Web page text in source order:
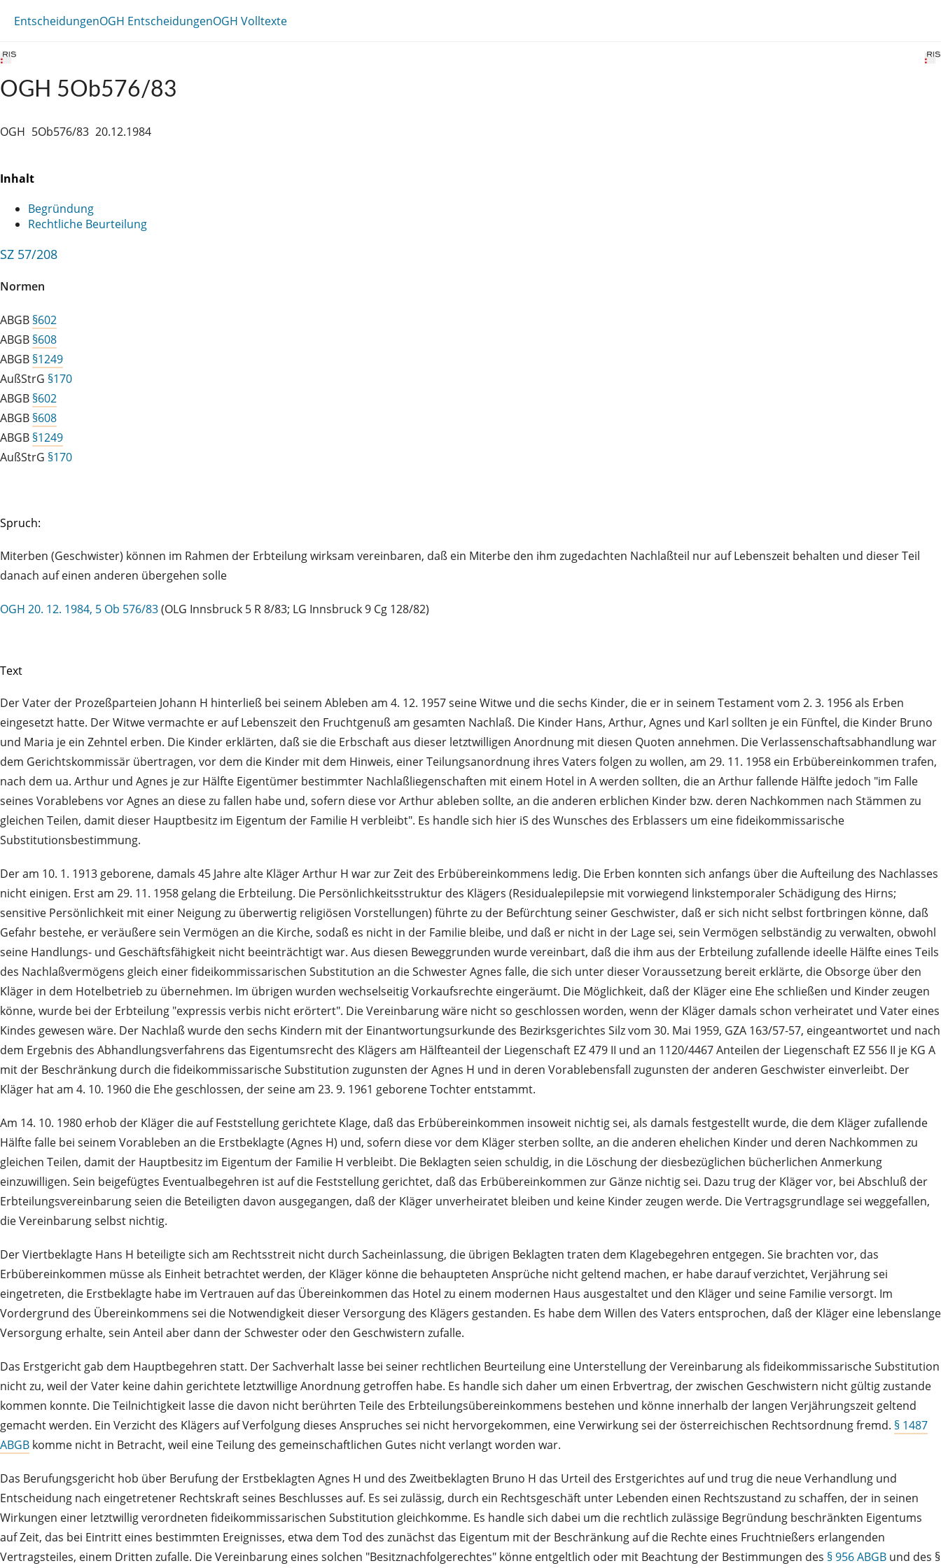
EntscheidungenOGH EntscheidungenOGH Volltexte
OGH 5Ob576/83
OGH 5Ob576/83 20.12.1984
Inhalt
Begründung
Rechtliche Beurteilung
SZ 57/208
Normen
ABGB §602
ABGB §608
ABGB §1249
AußStrG §170
ABGB §602
ABGB §608
ABGB §1249
AußStrG §170
Spruch:
Miterben (Geschwister) können im Rahmen der Erbteilung wirksam vereinbaren, daß ein Miterbe den ihm zugedachten Nachlaßteil nur auf Lebenszeit behalten und dieser Teil
danach auf einen anderen übergehen solle
OGH 20. 12. 1984, 5 Ob 576/83(OLG Innsbruck 5 R 8/83; LG Innsbruck 9 Cg 128/82)
Text
Der Vater der Prozeßparteien Johann H hinterließ bei seinem Ableben am 4. 12. 1957 seine Witwe und die sechs Kinder, die er in seinem Testament vom 2. 3. 1956 als Erben
eingesetzt hatte. Der Witwe vermachte er auf Lebenszeit den Fruchtgenuß am gesamten Nachlaß. Die Kinder Hans, Arthur, Agnes und Karl sollten je ein Fünftel, die Kinder Bruno
und Maria je ein Zehntel erben. Die Kinder erklärten, daß sie die Erbschaft aus dieser letztwilligen Anordnung mit diesen Quoten annehmen. Die Verlassenschaftsabhandlung war
dem Gerichtskommissär übertragen, vor dem die Kinder mit dem Hinweis, einer Teilungsanordnung ihres Vaters folgen zu wollen, am 29. 11. 1958 ein Erbübereinkommen trafen,
nach dem ua. Arthur und Agnes je zur Hälfte Eigentümer bestimmter Nachlaßliegenschaften mit einem Hotel in A werden sollten, die an Arthur fallende Hälfte jedoch "im Falle
seines Vorablebens vor Agnes an diese zu fallen habe und, sofern diese vor Arthur ableben sollte, an die anderen erblichen Kinder bzw. deren Nachkommen nach Stämmen zu
gleichen Teilen, damit dieser Hauptbesitz im Eigentum der Familie H verbleibt". Es handle sich hier iS des Wunsches des Erblassers um eine fideikommissarische
Substitutionsbestimmung.
Der am 10. 1. 1913 geborene, damals 45 Jahre alte Kläger Arthur H war zur Zeit des Erbübereinkommens ledig. Die Erben konnten sich anfangs über die Aufteilung des Nachlasses
nicht einigen. Erst am 29. 11. 1958 gelang die Erbteilung. Die Persönlichkeitsstruktur des Klägers (Residualepilepsie mit vorwiegend linkstemporaler Schädigung des Hirns;
sensitive Persönlichkeit mit einer Neigung zu überwertig religiösen Vorstellungen) führte zu der Befürchtung seiner Geschwister, daß er sich nicht selbst fortbringen könne, daß
Gefahr bestehe, er veräußere sein Vermögen an die Kirche, sodaß es nicht in der Familie bleibe, und daß er nicht in der Lage sei, sein Vermögen selbständig zu verwalten, obwohl
seine Handlungs- und Geschäftsfähigkeit nicht beeinträchtigt war. Aus diesen Beweggrunden wurde vereinbart, daß die ihm aus der Erbteilung zufallende ideelle Hälfte eines Teils
des Nachlaßvermögens gleich einer fideikommissarischen Substitution an die Schwester Agnes falle, die sich unter dieser Voraussetzung bereit erklärte, die Obsorge über den
Kläger in dem Hotelbetrieb zu übernehmen. Im übrigen wurden wechselseitig Vorkaufsrechte eingeräumt. Die Möglichkeit, daß der Kläger eine Ehe schließen und Kinder zeugen
könne, wurde bei der Erbteilung "expressis verbis nicht erörtert". Die Vereinbarung wäre nicht so geschlossen worden, wenn der Kläger damals schon verheiratet und Vater eines
Kindes gewesen wäre. Der Nachlaß wurde den sechs Kindern mit der Einantwortungsurkunde des Bezirksgerichtes Silz vom 30. Mai 1959, GZA 163/57-57, eingeantwortet und nach
dem Ergebnis des Abhandlungsverfahrens das Eigentumsrecht des Klägers am Hälfteanteil der Liegenschaft EZ 479 II und an 1120/4467 Anteilen der Liegenschaft EZ 556 II je KG A
mit der Beschränkung durch die fideikommissarische Substitution zugunsten der Agnes H und in deren Vorablebensfall zugunsten der anderen Geschwister einverleibt. Der
Kläger hat am 4. 10. 1960 die Ehe geschlossen, der seine am 23. 9. 1961 geborene Tochter entstammt.
Am 14. 10. 1980 erhob der Kläger die auf Feststellung gerichtete Klage, daß das Erbübereinkommen insoweit nichtig sei, als damals festgestellt wurde, die dem Kläger zufallende
Hälfte falle bei seinem Vorableben an die Erstbeklagte (Agnes H) und, sofern diese vor dem Kläger sterben sollte, an die anderen ehelichen Kinder und deren Nachkommen zu
gleichen Teilen, damit der Hauptbesitz im Eigentum der Familie H verbleibt. Die Beklagten seien schuldig, in die Löschung der diesbezüglichen bücherlichen Anmerkung
einzuwilligen. Sein beigefügtes Eventualbegehren ist auf die Feststellung gerichtet, daß das Erbübereinkommen zur Gänze nichtig sei. Dazu trug der Kläger vor, bei Abschluß der
Erbteilungsvereinbarung seien die Beteiligten davon ausgegangen, daß der Kläger unverheiratet bleiben und keine Kinder zeugen werde. Die Vertragsgrundlage sei weggefallen,
die Vereinbarung selbst nichtig.
Der Viertbeklagte Hans H beteiligte sich am Rechtsstreit nicht durch Sacheinlassung, die übrigen Beklagten traten dem Klagebegehren entgegen. Sie brachten vor, das
Erbübereinkommen müsse als Einheit betrachtet werden, der Kläger könne die behaupteten Ansprüche nicht geltend machen, er habe darauf verzichtet, Verjährung sei
eingetreten, die Erstbeklagte habe im Vertrauen auf das Übereinkommen das Hotel zu einem modernen Haus ausgestaltet und den Kläger und seine Familie versorgt. Im
Vordergrund des Übereinkommens sei die Notwendigkeit dieser Versorgung des Klägers gestanden. Es habe dem Willen des Vaters entsprochen, daß der Kläger eine lebenslange
Versorgung erhalte, sein Anteil aber dann der Schwester oder den Geschwistern zufalle.
Das Erstgericht gab dem Hauptbegehren statt. Der Sachverhalt lasse bei seiner rechtlichen Beurteilung eine Unterstellung der Vereinbarung als fideikommissarische Substitution
nicht zu, weil der Vater keine dahin gerichtete letztwillige Anordnung getroffen habe. Es handle sich daher um einen Erbvertrag, der zwischen Geschwistern nicht gültig zustande
kommen konnte. Die Teilnichtigkeit lasse die davon nicht berührten Teile des Erbteilungsübereinkommens bestehen und könne innerhalb der langen Verjährungszeit geltend
gemacht werden. Ein Verzicht des Klägers auf Verfolgung dieses Anspruches sei nicht hervorgekommen, eine Verwirkung sei der österreichischen Rechtsordnung fremd. § 1487
ABGB komme nicht in Betracht, weil eine Teilung des gemeinschaftlichen Gutes nicht verlangt worden war.
Das Berufungsgericht hob über Berufung der Erstbeklagten Agnes H und des Zweitbeklagten Bruno H das Urteil des Erstgerichtes auf und trug die neue Verhandlung und
Entscheidung nach eingetretener Rechtskraft seines Beschlusses auf. Es sei zulässig, durch ein Rechtsgeschäft unter Lebenden einen Rechtszustand zu schaffen, der in seinen
Wirkungen einer letztwillig verordneten fideikommissarischen Substitution gleichkomme. Es handle sich dabei um die rechtlich zulässige Begründung beschränkten Eigentums
auf Zeit, das bei Eintritt eines bestimmten Ereignisses, etwa dem Tod des zunächst das Eigentum mit der Beschränkung auf die Rechte eines Fruchtnießers erlangenden
Vertragsteiles, einem Dritten zufalle. Die Vereinbarung eines solchen "Besitznachfolgerechtes" könne entgeltlich oder mit Beachtung der Bestimmungen des § 956 ABGB und des §